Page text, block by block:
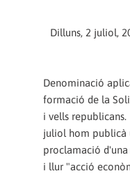
Dilluns, 2 juliol,
Denominació
formació de la
i vells
juliol hom publicà
proclamació
i llur "acció